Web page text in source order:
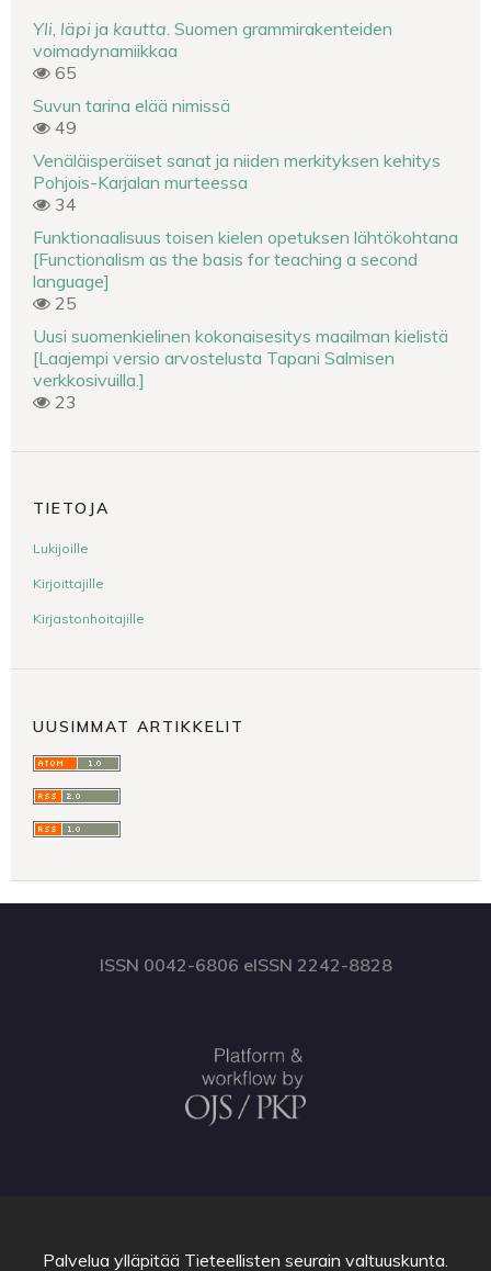
Yli läpi ja kautta . Suomen grammirakenteiden
voimadynamiikkaa
65
Suvun tarina elää nimissä
49
Venäläisperäiset sanat ja niiden merkityksen kehitys
Pohjois-Karjalan murteessa
34
Funktionaalisuus toisen kielen opetuksen lähtökohtana
[Functionalism as the basis for teaching a second
language]
25
Uusi suomenkielinen kokonaisesitys maailman kielistä
[Laajempi versio arvostelusta Tapani Salmisen
verkkosivuilla.]
23
TIETOJA
Lukijoille
Kirjoittajille
Kirjastonhoitajille
UUSIMMAT ARTIKKELIT
ISSN 0042-6806 eISSN 2242-8828
Palvelua ylläpitää Tieteellisten seurain valtuuskunta.